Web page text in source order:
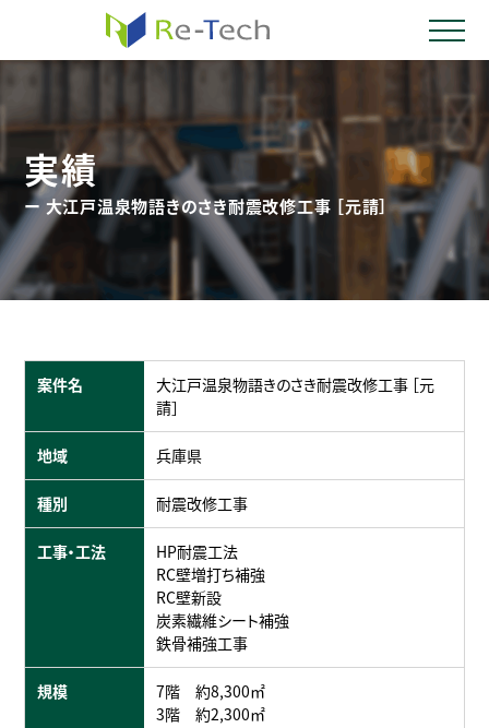
実績
ー 大江戸温泉物語きのさき耐震改修工事 ［元請］
案件名
大江戸温泉物語きのさき耐震改修工事 ［元
請］
地域 兵庫県
種別 耐震改修工事
工事・工法
HP耐震工法
RC壁増打ち補強
RC壁新設
炭素繊維シート補強
鉄骨補強工事
規模
7階 約8,300㎡
3階 約2,300㎡